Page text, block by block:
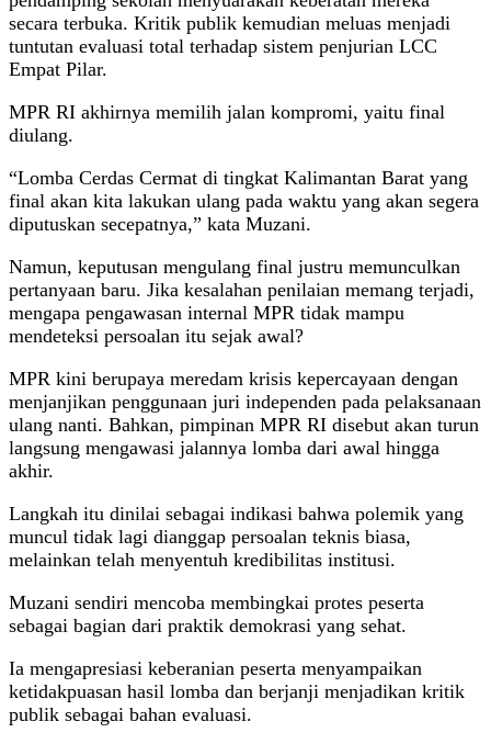
secara terbuka. Kritik publik kemudian meluas menjadi
tuntutan evaluasi total terhadap sistem penjurian LCC
Empat Pilar.
MPR RI akhirnya memilih jalan kompromi, yaitu final
diulang.
“Lomba Cerdas Cermat di tingkat Kalimantan Barat yang
final akan kita lakukan ulang pada waktu yang akan segera
diputuskan secepatnya,” kata Muzani.
Namun, keputusan mengulang final justru memunculkan
pertanyaan baru. Jika kesalahan penilaian memang terjadi,
mengapa pengawasan internal MPR tidak mampu
mendeteksi persoalan itu sejak awal?
MPR kini berupaya meredam krisis kepercayaan dengan
menjanjikan penggunaan juri independen pada pelaksanaan
ulang nanti. Bahkan, pimpinan MPR RI disebut akan turun
langsung mengawasi jalannya lomba dari awal hingga
akhir.
Langkah itu dinilai sebagai indikasi bahwa polemik yang
muncul tidak lagi dianggap persoalan teknis biasa,
melainkan telah menyentuh kredibilitas institusi.
Muzani sendiri mencoba membingkai protes peserta
sebagai bagian dari praktik demokrasi yang sehat.
Ia mengapresiasi keberanian peserta menyampaikan
ketidakpuasan hasil lomba dan berjanji menjadikan kritik
publik sebagai bahan evaluasi.